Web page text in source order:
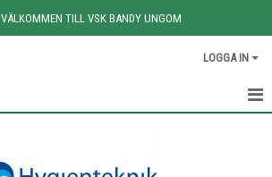
VÄLKOMMEN TILL VSK BANDY UNGOM
LOGGA IN